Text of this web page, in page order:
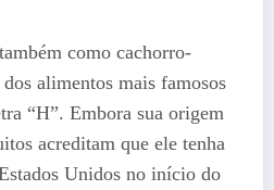
como cachorro-
alimentos mais famosos
“H”. Embora sua origem
acreditam que ele tenha
Unidos no início do